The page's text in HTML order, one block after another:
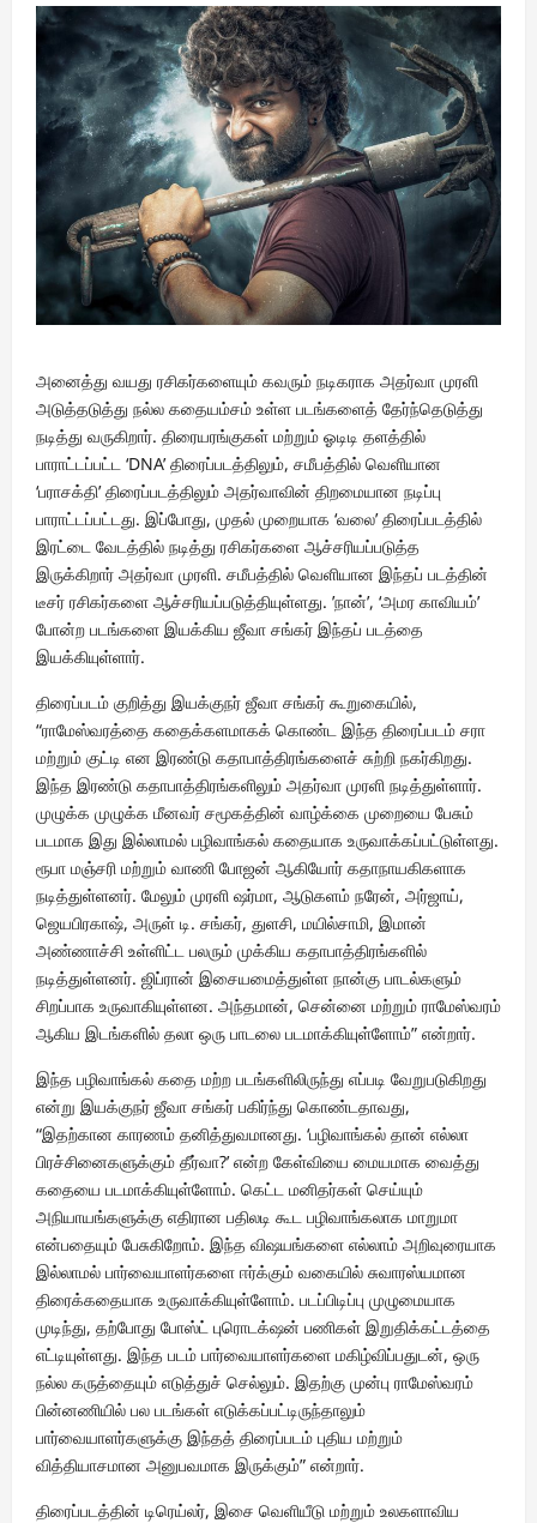
அனைத்து வயது ரசிகர்களையும் கவரும் நடிகராக அதர்வா முரளி
அடுத்தடுத்து நல்ல கதையம்சம் உள்ள படங்களைத் தேர்ந்தெடுத்து
நடித்து வருகிறார். திரையரங்குகள் மற்றும் ஓடிடி தளத்தில்
பாராட்டப்பட்ட ‘DNA’ திரைப்படத்திலும், சமீபத்தில் வெளியான
‘பராசக்தி’ திரைப்படத்திலும் அதர்வாவின் திறமையான நடிப்பு
பாராட்டப்பட்டது. இப்போது, முதல் முறையாக ‘வலை’ திரைப்படத்தில்
இரட்டை வேடத்தில் நடித்து ரசிகர்களை ஆச்சரியப்படுத்த
இருக்கிறார் அதர்வா முரளி. சமீபத்தில் வெளியான இந்தப் படத்தின்
டீசர் ரசிகர்களை ஆச்சரியப்படுத்தியுள்ளது. ’நான்’, ‘அமர காவியம்’
போன்ற படங்களை இயக்கிய ஜீவா சங்கர் இந்தப் படத்தை
இயக்கியுள்ளார்.
திரைப்படம் குறித்து இயக்குநர் ஜீவா சங்கர் கூறுகையில்,
“ராமேஸ்வரத்தை கதைக்களமாகக் கொண்ட இந்த திரைப்படம் சரா
மற்றும் குட்டி என இரண்டு கதாபாத்திரங்களைச் சுற்றி நகர்கிறது.
இந்த இரண்டு கதாபாத்திரங்களிலும் அதர்வா முரளி நடித்துள்ளார்.
முழுக்க முழுக்க மீனவர் சமூகத்தின் வாழ்க்கை முறையை பேசும்
படமாக இது இல்லாமல் பழிவாங்கல் கதையாக உருவாக்கப்பட்டுள்ளது.
ரூபா மஞ்சரி மற்றும் வாணி போஜன் ஆகியோர் கதாநாயகிகளாக
நடித்துள்ளனர். மேலும் முரளி ஷர்மா, ஆடுகளம் நரேன், அர்ஜாய்,
ஜெயபிரகாஷ், அருள் டி. சங்கர், துளசி, மயில்சாமி, இமான்
அண்ணாச்சி உள்ளிட்ட பலரும் முக்கிய கதாபாத்திரங்களில்
நடித்துள்ளனர். ஜிப்ரான் இசையமைத்துள்ள நான்கு பாடல்களும்
சிறப்பாக உருவாகியுள்ளன. அந்தமான், சென்னை மற்றும் ராமேஸ்வரம்
ஆகிய இடங்களில் தலா ஒரு பாடலை படமாக்கியுள்ளோம்” என்றார்.
இந்த பழிவாங்கல் கதை மற்ற படங்களிலிருந்து எப்படி வேறுபடுகிறது
என்று இயக்குநர் ஜீவா சங்கர் பகிர்ந்து கொண்டதாவது,
“இதற்கான காரணம் தனித்துவமானது. ‘பழிவாங்கல் தான் எல்லா
பிரச்சினைகளுக்கும் தீர்வா?’ என்ற கேள்வியை மையமாக வைத்து
கதையை படமாக்கியுள்ளோம். கெட்ட மனிதர்கள் செய்யும்
அநியாயங்களுக்கு எதிரான பதிலடி கூட பழிவாங்கலாக மாறுமா
என்பதையும் பேசுகிறோம். இந்த விஷயங்களை எல்லாம் அறிவுரையாக
இல்லாமல் பார்வையாளர்களை ஈர்க்கும் வகையில் சுவாரஸ்யமான
திரைக்கதையாக உருவாக்கியுள்ளோம். படப்பிடிப்பு முழுமையாக
முடிந்து, தற்போது போஸ்ட் புரொடக்‌ஷன் பணிகள் இறுதிக்கட்டத்தை
எட்டியுள்ளது. இந்த படம் பார்வையாளர்களை மகிழ்விப்பதுடன், ஒரு
நல்ல கருத்தையும் எடுத்துச் செல்லும். இதற்கு முன்பு ராமேஸ்வரம்
பின்னணியில் பல படங்கள் எடுக்கப்பட்டிருந்தாலும்
பார்வையாளர்களுக்கு இந்தத் திரைப்படம் புதிய மற்றும்
வித்தியாசமான அனுபவமாக இருக்கும்” என்றார்.
திரைப்படத்தின் டிரெய்லர், இசை வெளியீடு மற்றும் உலகளாவிய